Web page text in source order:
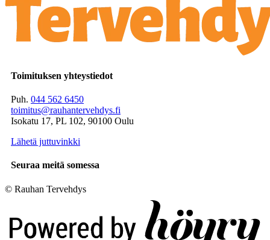
Toimituksen yhteystiedot
Puh. 044 562 6450
toimitus@rauhantervehdys.fi
Isokatu 17, PL 102, 90100 Oulu
Lähetä juttuvinkki
Seuraa meitä somessa
© Rauhan Tervehdys